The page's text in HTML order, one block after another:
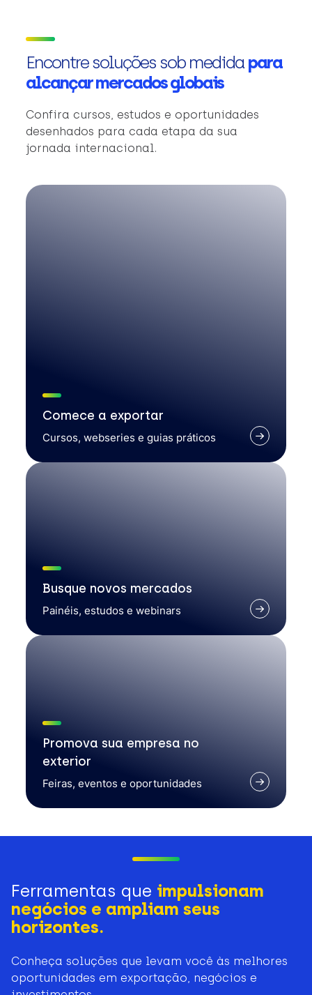
Encontre soluções sob medidapara
alcançar mercados globais
Confira cursos, estudos e oportunidades
desenhados para cada etapa da sua
jornada internacional.
Comece a exportar
Cursos, webseries e guias práticos
Busque novos mercados
Painéis, estudos e webinars
Promova sua empresa no
exterior
Feiras, eventos e oportunidades
Ferramentas que impulsionam
negócios e ampliam seus
horizontes.
Conheça soluções que levam você às melhores
oportunidades em exportação, negócios e